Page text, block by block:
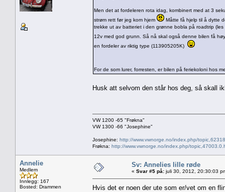
Men det at fordeleren rota idag, kombinert med at 3
strøm rett før jeg kom hjem
Måtte få hjelp til å dytte
trekke ut av batteriet i den grønne bobla på roadtrip
12v med god grunn. Så nå skal også denne bilen få
en fordeler av riktig type (113905205K)
For de som lurer, forresten, er bilen på feriekoloni hos
Husk att selvom den står hos deg, så skall
VW 1200 -65 "Frøkna"
VW 1300 -66 "Josephine"
Josephine: http://www.vwnorge.no/index.php/
Frøkna: http://www.vwnorge.no/index.php/
Annelie
Medlem
Innlegg: 167
Bosted: Drammen
Sv: Annelies lille røde
« Svar #5 på: juli 30, 2012, 20:30:03
Hvis det er noen der ute som er/vet om en